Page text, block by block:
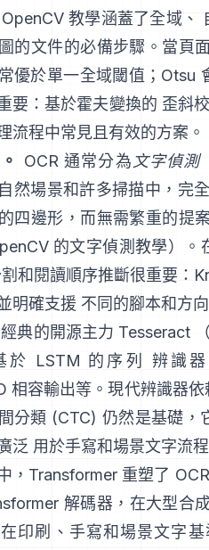
教學涵蓋了全域、
的文件的必備步驟。當頁
優於單一全域閾值；Otsu
要：基於霍夫變換的 歪斜
流程中常見且有效的方案。
OCR 通常分為 文字偵測
然場景和許多掃描中，完
四邊形，而無需繁重的提
的文字偵測教學）。
和閱讀順序推斷很重要：
明確支援 不同的腳本和方
經典的開源主力 Tesseract
於 LSTM 的序列 辨識
相容輸出等。現代辨識器
分類 (CTC) 仍然是基礎，
泛 用於手寫和場景文字流程
，Transformer 重塑了 OCR
解碼器，在大型合
印刷、手寫和場景文字